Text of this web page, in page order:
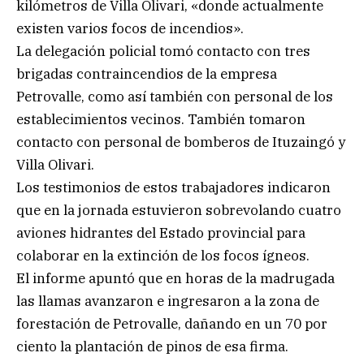
kilómetros de Villa Olivari, «donde actualmente
existen varios focos de incendios».
La delegación policial tomó contacto con tres
brigadas contraincendios de la empresa
Petrovalle, como así también con personal de los
establecimientos vecinos. También tomaron
contacto con personal de bomberos de Ituzaingó y
Villa Olivari.
Los testimonios de estos trabajadores indicaron
que en la jornada estuvieron sobrevolando cuatro
aviones hidrantes del Estado provincial para
colaborar en la extinción de los focos ígneos.
El informe apuntó que en horas de la madrugada
las llamas avanzaron e ingresaron a la zona de
forestación de Petrovalle, dañando en un 70 por
ciento la plantación de pinos de esa firma.